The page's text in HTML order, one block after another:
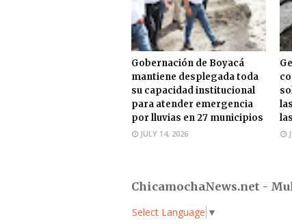
Gobernación de Boyacá
mantiene desplegada toda
su capacidad institucional
para atender emergencia
por lluvias en 27 municipios
JULY 14, 2026
ChicamochaNews.net -
Select Language ▼